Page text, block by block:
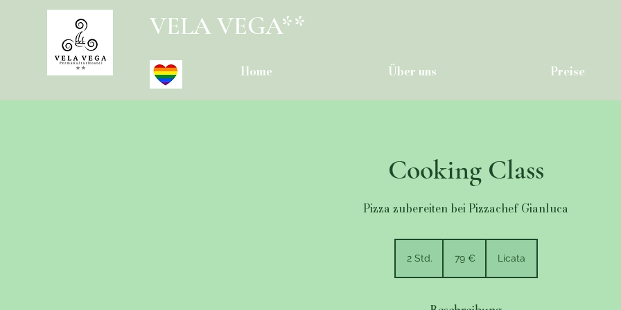
VELA VEGA**
Home Über uns Preise
Cooking Class
Pizza zubereiten bei Pizzachef Gianluca
2 Std. 79 € Licata